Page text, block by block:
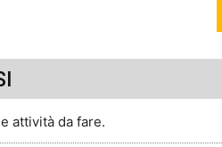
attività da fare.